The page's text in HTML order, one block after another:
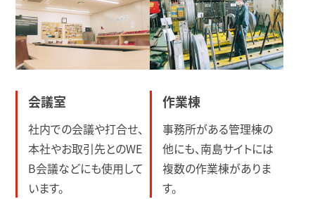
会議室
社内での会議や打合せ、
本社やお取引先とのWE
B会議などにも使用して
います。
作業棟
事務所がある管理棟の
他にも、南島サイトには
複数の作業棟がありま
す。